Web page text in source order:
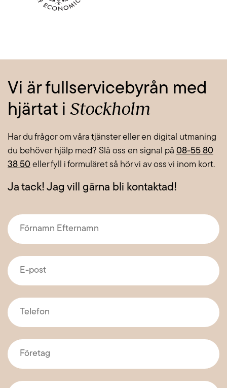
Vi är fullservicebyrån med
hjärtat i Stockholm
Har du frågor om våra tjänster eller en digital utmaning
du behöver hjälp med? Slå oss en signal på 08-55 80
38 50 eller fyll i formuläret så hör vi av oss vi inom kort.
Ja tack! Jag vill gärna bli kontaktad!
Förnamn
Efternamn*
E-
post*
Telefon
Företag